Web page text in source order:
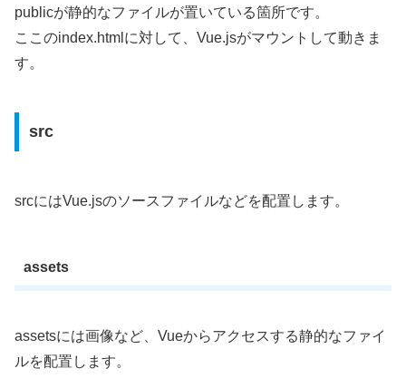
publicが静的なファイルが置いている箇所です。
ここのindex.htmlに対して、Vue.jsがマウントして動きま
す。
src
srcにはVue.jsのソースファイルなどを配置します。
assets
assetsには画像など、Vueからアクセスする静的なファイ
ルを配置します。